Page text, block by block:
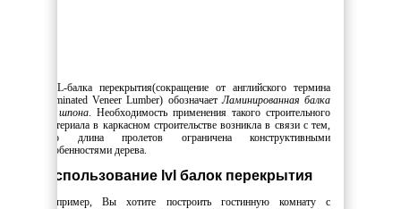
LVL-балка перекрытия(сокращение от английского термина
Laminated Veneer Lumber) обозначаетЛаминированная балка
из шпона . Необходимость применения такого строительного
материала в каркасном строительстве возникла в связи с тем,
что длина пролетов ограничена конструктивными
особенностями дерева.
Использование lvl балок перекрытия
Например, Вы хотите построить гостинную комнату с